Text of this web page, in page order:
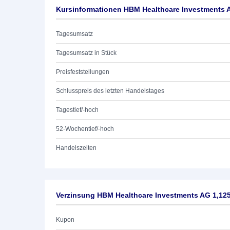
Kursinformationen HBM Healthcare Investments
Tagesumsatz
Tagesumsatz in Stück
Preisfeststellungen
Schlusspreis des letzten Handelstages
Tagestief/-hoch
52-Wochentief/-hoch
Handelszeiten
Verzinsung HBM Healthcare Investments AG
Kupon